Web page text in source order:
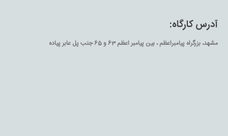
آدرس کارگاه:
مشهد، بزرگراه پیامبراعظم ، بین پیامبر اعظم 63 و 65 جنب پل عابر پیاده